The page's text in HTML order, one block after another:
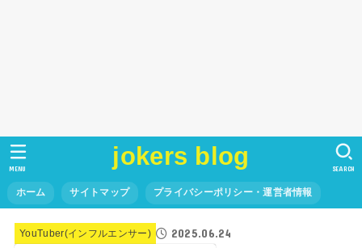
jokers blog
ホーム サイトマップ プライバシーポリシー・運営者情報
SEARCH
MENU
YouTuber(インフルエンサー) 2025.06.24